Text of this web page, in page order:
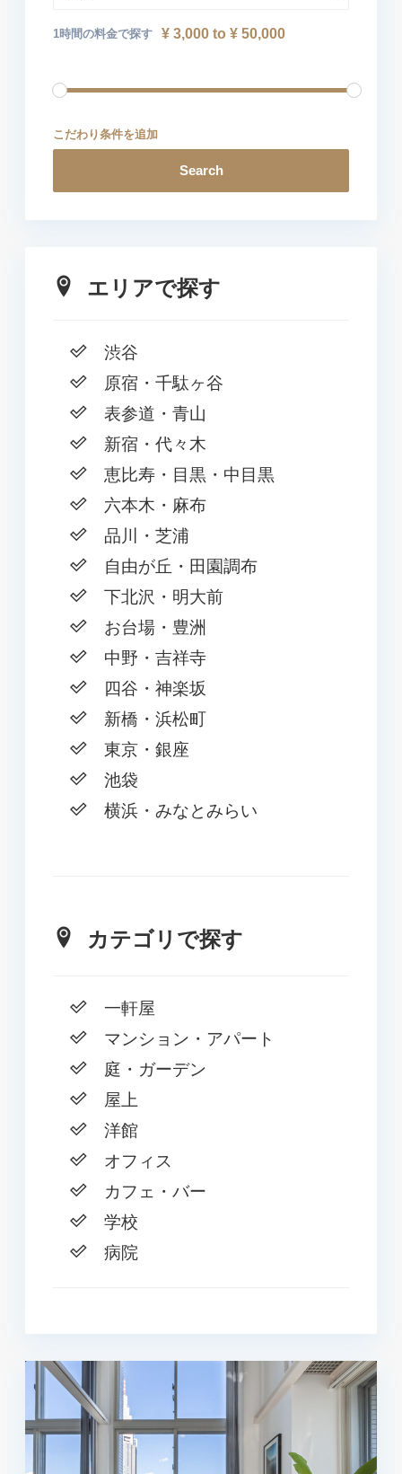
1時間の料金で探す ¥ 3,000 to ¥ 50,000
こだわり条件を追加
Search
エリアで探す
渋谷
原宿・千駄ヶ谷
表参道・青山
新宿・代々木
恵比寿・目黒・中目黒
六本木・麻布
品川・芝浦
自由が丘・田園調布
下北沢・明大前
お台場・豊洲
中野・吉祥寺
四谷・神楽坂
新橋・浜松町
東京・銀座
池袋
横浜・みなとみらい
カテゴリで探す
一軒屋
マンション・アパート
庭・ガーデン
屋上
洋館
オフィス
カフェ・バー
学校
病院